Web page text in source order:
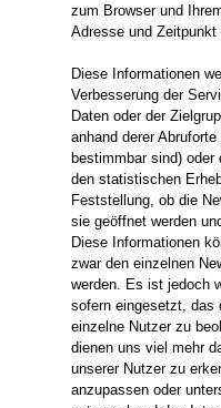
zum Browser und
Adresse und Zeitpunkt
Diese Informationen
Verbesserung der
Daten oder der
anhand derer
bestimmbar sind)
den statistischen
Feststellung, ob die
sie geöffnet werden
Diese Informationen
zwar den einzelnen
werden. Es ist jedoch
sofern eingesetzt, das
einzelne Nutzer zu
dienen uns viel mehr
unserer Nutzer zu
anzupassen oder